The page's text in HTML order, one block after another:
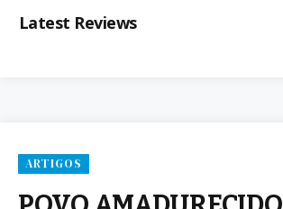
Latest Reviews
ARTIGOS